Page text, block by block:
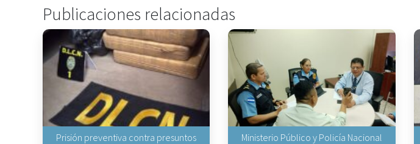
Publicaciones relacionadas
Prisión preventiva contra presuntos
Ministerio Público y Policía Nacional